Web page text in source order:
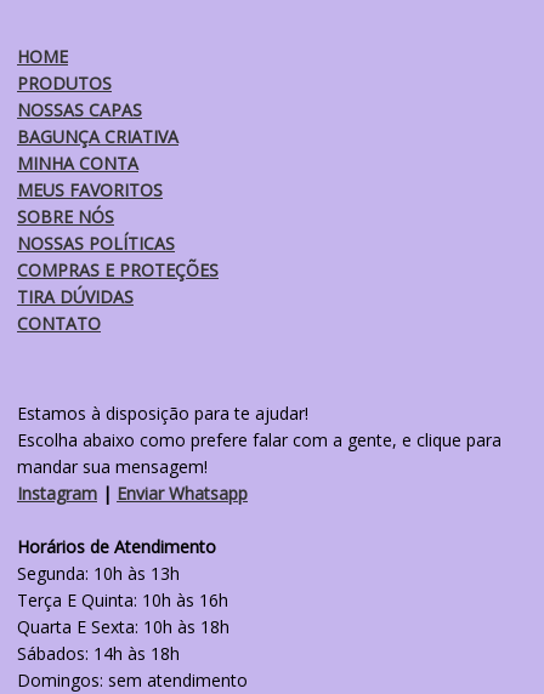
HOME
PRODUTOS
NOSSAS CAPAS
BAGUNÇA CRIATIVA
MINHA CONTA
MEUS FAVORITOS
SOBRE NÓS
NOSSAS POLÍTICAS
COMPRAS E PROTEÇÕES
TIRA DÚVIDAS
CONTATO
Estamos à disposição para te ajudar!
Escolha abaixo como prefere falar com a gente, e clique para
mandar sua mensagem!
Instagram | Enviar Whatsapp
Horários de Atendimento
Segunda: 10h às 13h
Terça E Quinta: 10h às 16h
Quarta E Sexta: 10h às 18h
Sábados: 14h às 18h
Domingos: sem atendimento